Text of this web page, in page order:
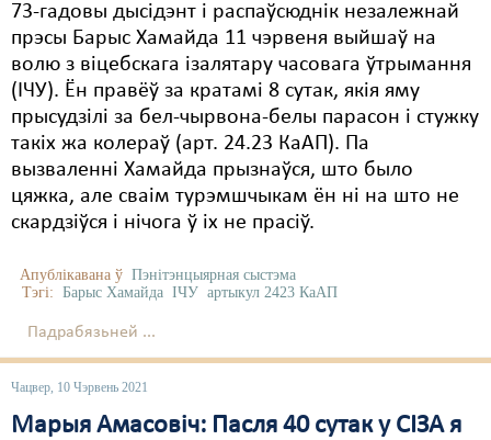
73-гадовы дысідэнт і распаўсюднік незалежнай
прэсы Барыс Хамайда 11 чэрвеня выйшаў на
волю з віцебскага ізалятару часовага ўтрымання
(ІЧУ). Ён правёў за кратамі 8 сутак, якія яму
прысудзілі за бел-чырвона-белы парасон і стужку
такіх жа колераў (арт. 24.23 КаАП). Па
вызваленні Хамайда прызнаўся, што было
цяжка, але сваім турэмшчыкам ён ні на што не
скардзіўся і нічога ў іх не прасіў.
Апублікавана ў Пэнітэнцыярная сыстэма
Тэгі: Барыс Хамайда ІЧУ артыкул 2423 КаАП
Падрабязьней ...
Чацвер, 10 Чэрвень 2021
Марыя Амасовіч: Пасля 40 сутак у СІЗА я
Мігранты
Мірныя сходы
Палітвязьні
Праваабаронцы
Правы дзіцяці
Распальваньне варожасьці
Рознае
Свабода сумленьня